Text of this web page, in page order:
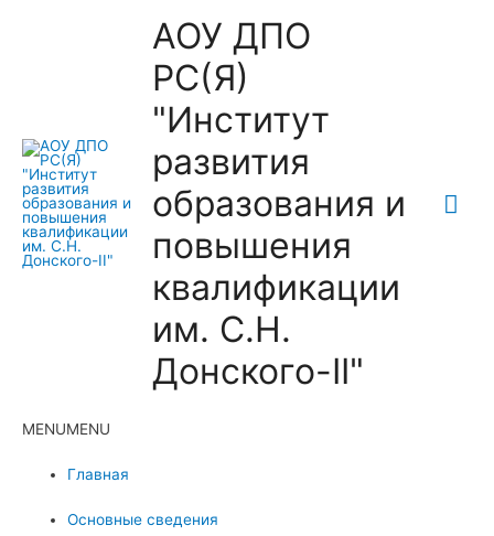
АОУ ДПО
РС(Я)
"Институт
развития
образования и
повышения
квалификации
им. С.Н.
Донского-II"
MENUMENU
Главная
Основные сведения